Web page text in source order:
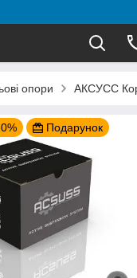
опори АКСУСС
Подарунок